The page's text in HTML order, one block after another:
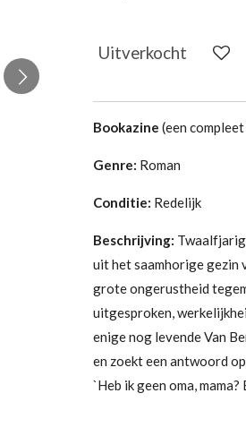
Uitverkocht
Bookazine (een
Genre: Roman
Conditie: Redelijk
Beschrijving:
uit het saamhorige gezin
grote ongerustheid
uitgesproken,
enige nog levende Van
en zoekt een antwoord
`Heb ik geen oma,